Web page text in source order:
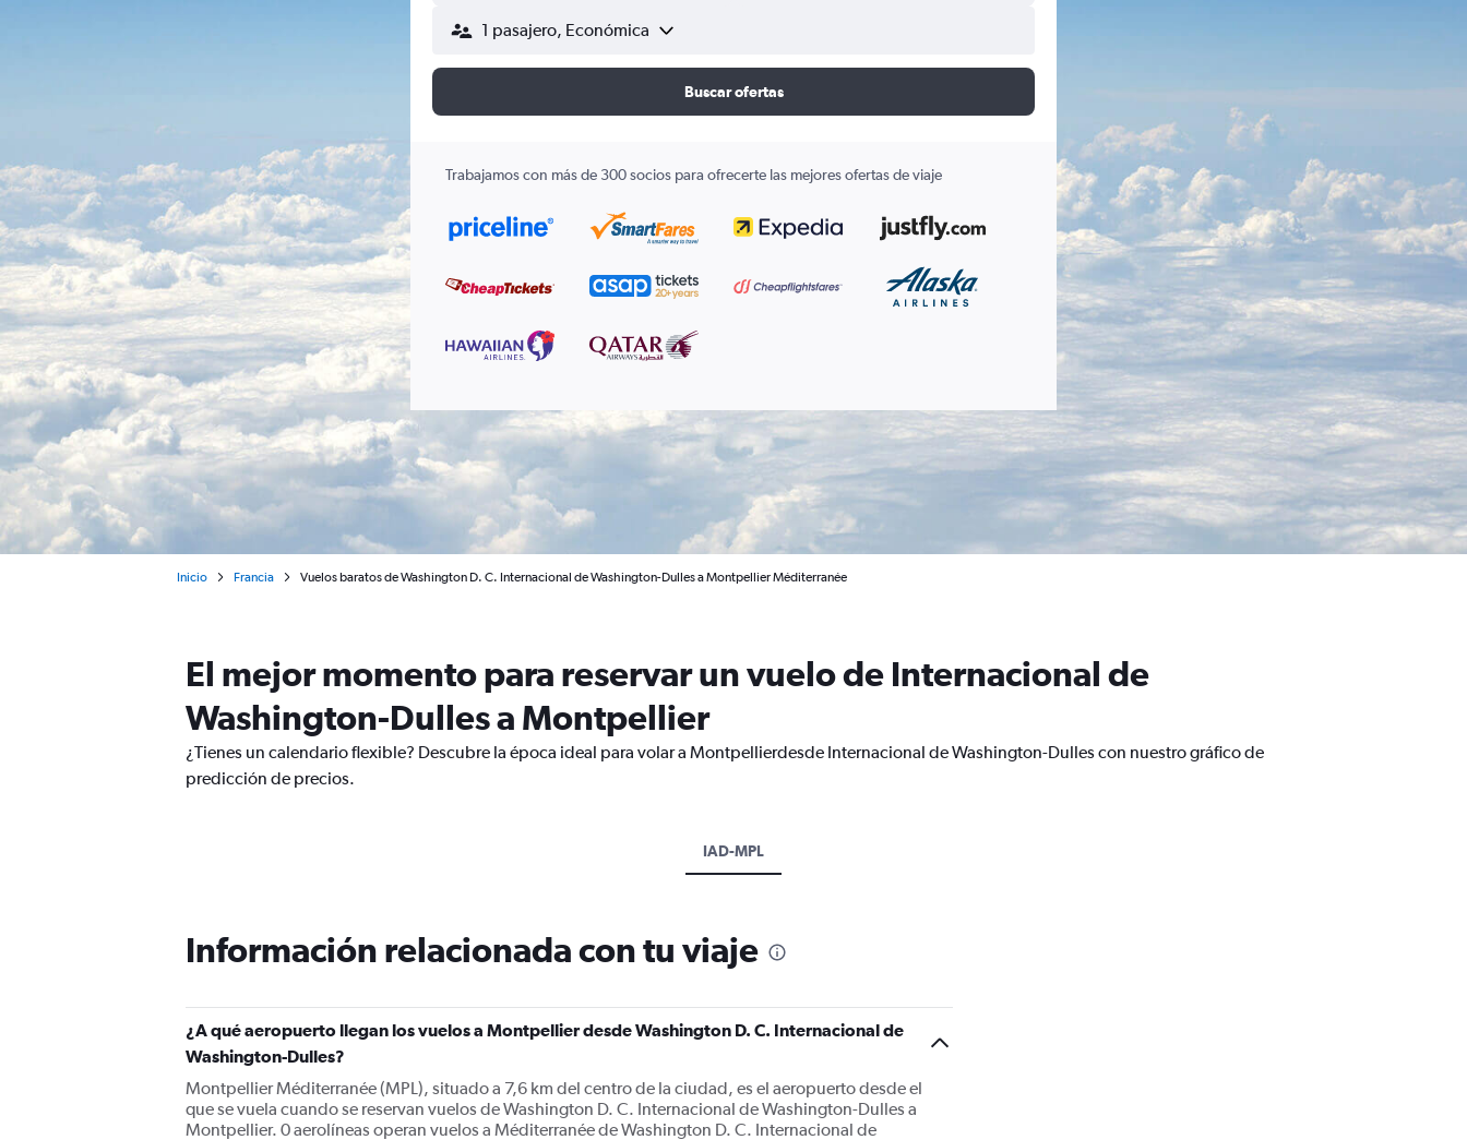
1 pasajero, Económica
Buscar ofertas
Trabajamos con más de 300 socios para ofrecerte las mejores ofertas de viaje
Inicio Francia Vuelos baratos de Washington D. C. Internacional de Washington-Dulles a Montpellier Méditerranée
El mejor momento para reservar un vuelo de Internacional de
Washington-Dulles a Montpellier
¿Tienes un calendario flexible? Descubre la época ideal para volar a Montpellierdesde Internacional de Washington-Dulles con nuestro gráfico de
predicción de precios.
IAD-MPL
Información relacionada con tu viaje
¿A qué aeropuerto llegan los vuelos a Montpellier desde Washington D. C. Internacional de
Washington-Dulles?
Montpellier Méditerranée (MPL), situado a 7,6 km del centro de la ciudad, es el aeropuerto desde el
que se vuela cuando se reservan vuelos de Washington D. C. Internacional de Washington-Dulles a
Montpellier. 0 aerolíneas operan vuelos a Méditerranée de Washington D. C. Internacional de